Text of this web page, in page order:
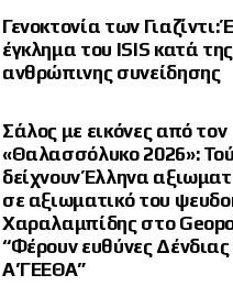
Γενοκτονία των Γιαζίντι:
έγκλημα του ISIS κατά της
ανθρώπινης συνείδησης
Σάλος με εικόνες από τον
«Θαλασσόλυκο 2026»:
δείχνουν Έλληνα
σε αξιωματικό του
Χαραλαμπίδης στο
“Φέρουν ευθύνες Δένδιας
Α’ΓΕΕΘΑ”